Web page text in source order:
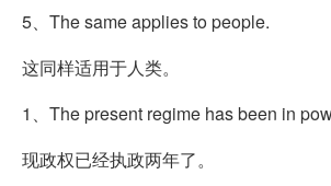
5、The same applies to people.
这同样适用于人类。
1、The present regime has been in
现政权已经执政两年了。